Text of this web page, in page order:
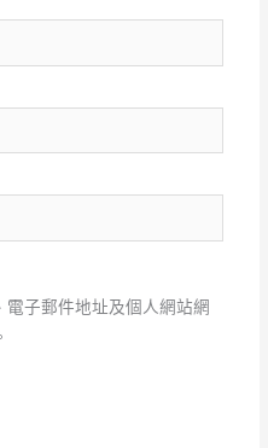
電子郵件地址及個人網站網